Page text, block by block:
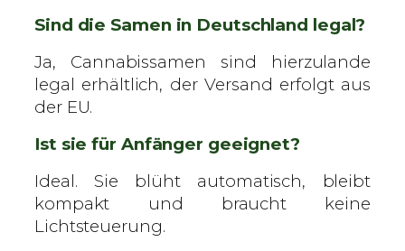
Sind die Samen in Deutschland legal?
Ja, Cannabissamen sind hierzulande
legal erhältlich, der Versand erfolgt aus
der EU.
Ist sie für Anfänger geeignet?
Ideal. Sie blüht automatisch, bleibt
kompakt und braucht keine
Lichtsteuerung.